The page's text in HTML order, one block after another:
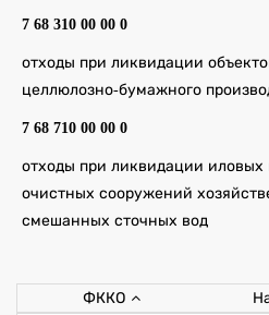
7 68 310 00 00 0
отходы при ликвидации
целлюлозно-бумажного
7 68 710 00 00 0
отходы при ликвидации иловых
очистных сооружений
смешанных сточных вод
ФККО